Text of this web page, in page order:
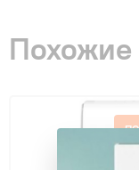
Похожие